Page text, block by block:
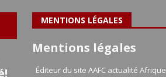
MENTIONS LÉGALES
Mentions légales
Éditeur du site AAFC actualité Afrique